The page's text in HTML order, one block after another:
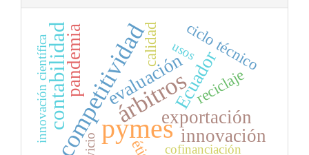
pymes
árbitros
competitividad
contabilidad Ecuador
pandemia
exportación
innovación
evaluación
ciclo técnico
reciclaje
calidad
cofinanciación
innovación científica usos